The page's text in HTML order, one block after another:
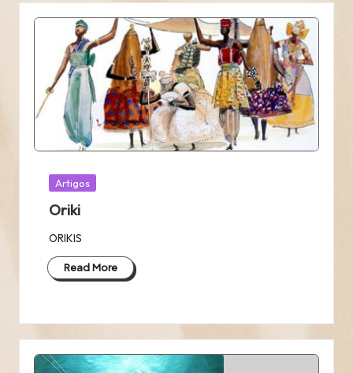
Posted
Artigos
Oriki
ORIKIS
Read More